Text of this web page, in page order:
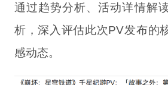
通过趋势分析、活动详情解
析，深入评估此次PV发布的
感动态。